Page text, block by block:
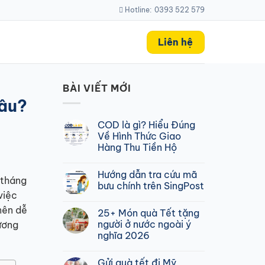
Hotline: 0393 522 579
Liên hệ
dễ
BÀI VIẾT MỚI
COD là gì? Hiểu Đúng
Về Hình Thức Giao
Hàng Thu Tiền Hộ
bình
luận
ở
gì?
Hiểu
Đúng
Về
Giao
Hướng dẫn tra cứu mã
bưu chính trên SingPost
bình
luận
ở
Hướng
cứu
25+ Món quà Tết tặng
người ở nước ngoài ý
nghĩa 2026
Gửi quà tết đi Mỹ